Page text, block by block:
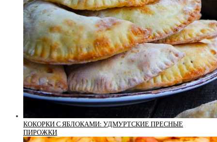
КОКОРКИ С ЯБЛОКАМИ: УДМУРТСКИЕ ПРЕСНЫЕ
ПИРОЖКИ